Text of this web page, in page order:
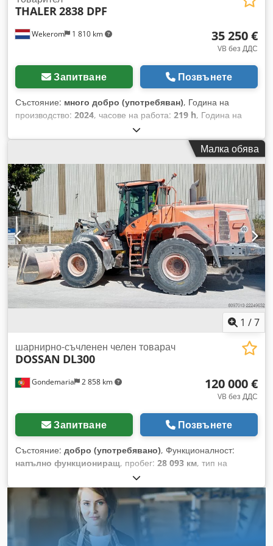
Wekerom 1 810 km
THALER 2838 DPF
35 250 €
VB без ДДС
Запитване Позвънете
Състояние: много добро (употребяван), Година на
производство: 2024, часове на работа: 219 h, Година на
производство: 2024 Собствено тегло: 1980 кг CE
маркировка: да Техническо състояние: много добро
Външно състояние: много добро Csdpfszhaftjx Amysrf
Малка обява
1 /7
Gondemaria 2 858 km
шарнирно-съчленен челен товарач
DOSSAN DL300
120 000 €
VB без ДДС
Запитване Позвънете
Състояние: добро (употребявано), Функционалност:
напълно функциониращ, пробег: 28 093 км, тип на
, тип гориво:
гориво на час:15 л/ч, капацитет на резервоара за гориво:
, цвят: оранжев, общо тегло:18 865 кг, тегло без
18 865 кг, експлоатационно тегло: 18 865 кг
максимално тегло на товара:
6 000 кг
, повдигателна
мощност:
10 kg/m, височина на повдигане: